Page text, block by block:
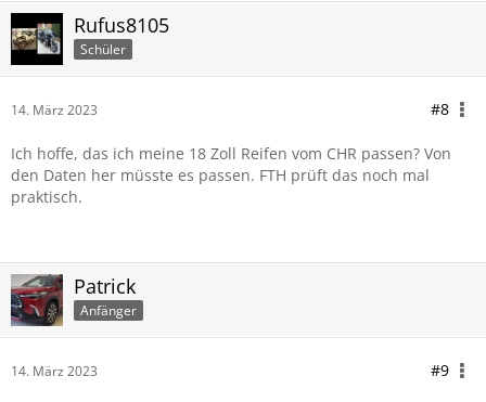
Rufus8105
Schüler
14. März 2023 #8
Ich hoffe, das ich meine 18 Zoll Reifen vom CHR passen? Von
den Daten her müsste es passen. FTH prüft das noch mal
praktisch.
Patrick
Anfänger
14. März 2023 #9